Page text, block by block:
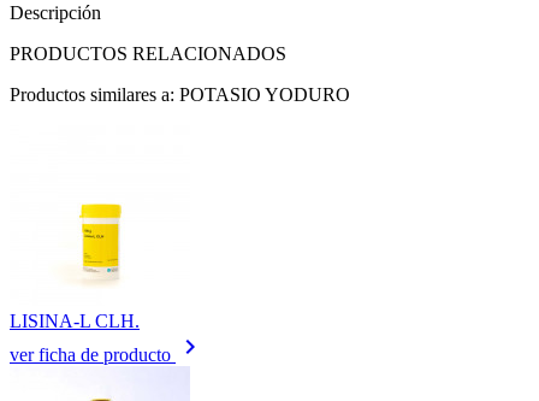
Descripción
PRODUCTOS RELACIONADOS
Productos similares a: POTASIO YODURO
LISINA-L CLH.
ver ficha de producto
keyboard_arrow_right